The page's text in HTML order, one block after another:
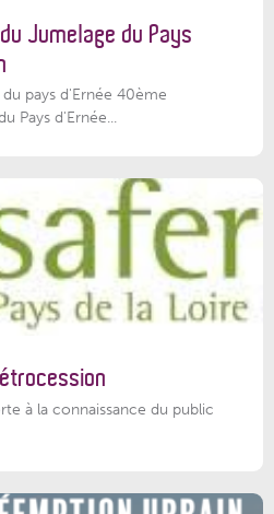
Jumelage du Pays
pays d'Ernée 40ème
Pays d'Ernée...
à la connaissance du public